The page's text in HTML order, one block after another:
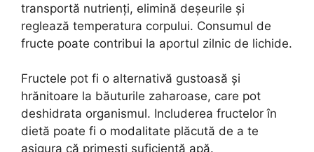
transportă nutrienți, elimină deșeurile și
reglează temperatura corpului. Consumul de
fructe poate contribui la aportul zilnic de lichide.
Fructele pot fi o alternativă gustoasă și
hrănitoare la băuturile zaharoase, care pot
deshidrata organismul. Includerea fructelor în
dietă poate fi o modalitate plăcută de a te
asigura că primești suficientă apă.